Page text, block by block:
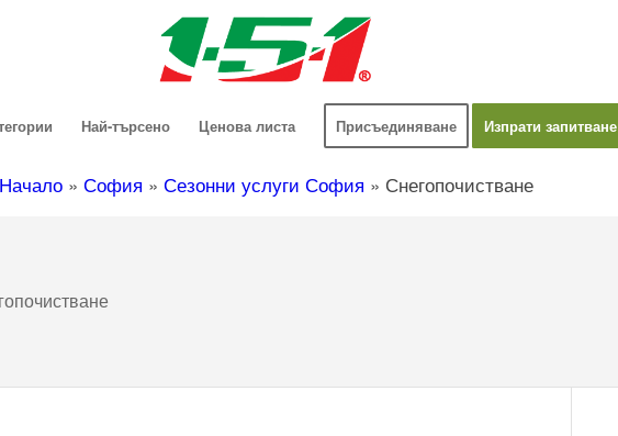
Най-търсено Ценова листа Присъединяване Изпрати запитване
Начало» София » Сезонни услуги София » Снегопочистване